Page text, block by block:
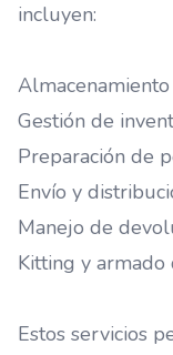
incluyen:
Gestión de
Preparación de
Envío y
Manejo de
Kitting y
Estos servicios